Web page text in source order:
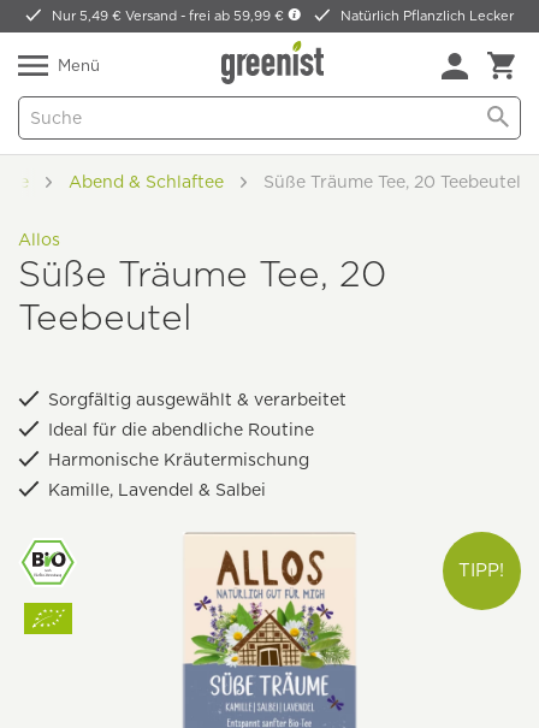
Nur 5,49 € Versand -frei ab 59,99 € Natürlich Pflanzlich Lecker
Menü
Abend & Schlaftee Süße Träume Tee, 20 Teebeutel
Allos
Süße Träume Tee, 20
Teebeutel
Sorgfältig ausgewählt & verarbeitet
Ideal für die abendliche Routine
Harmonische Kräutermischung
Kamille, Lavendel & Salbei
TIPP!